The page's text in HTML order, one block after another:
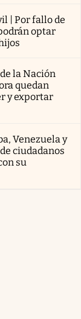
| Por fallo de
optar
la Nación
quedan
y exportar
Venezuela y
ciudadanos
su